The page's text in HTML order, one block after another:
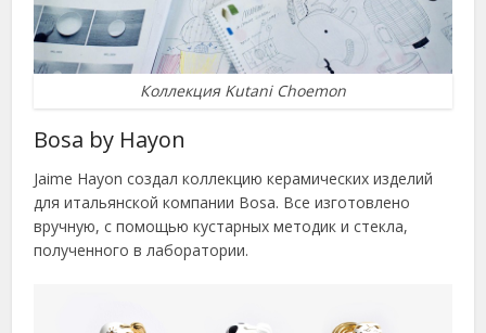
Коллекция Kutani Choemon
Bosa by Hayon
Jaime Hayon создал коллекцию керамических изделий
для итальянской компании Bosa. Все изготовлено
вручную, с помощью кустарных методик и стекла,
полученного в лаборатории.